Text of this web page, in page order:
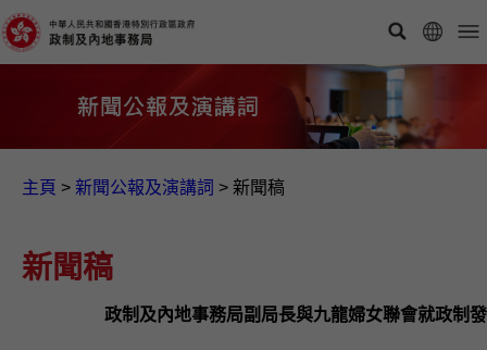
主頁 > 新聞公報及演講詞 > 新聞稿
新聞稿
政制及內地事務局副局長與九龍婦女聯會就政制